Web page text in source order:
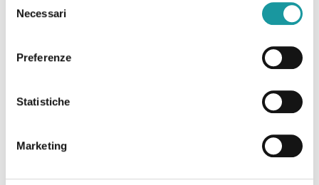
delNecessari
Preferenze
Statistiche
Marketing
per i piccoli malati Benefici concreti nella lotta al
L’articolo de Il Resto del Carlino dedicato a
impatto sociale 2022 Ageop Ricerca pubblica i
Leggi tutto